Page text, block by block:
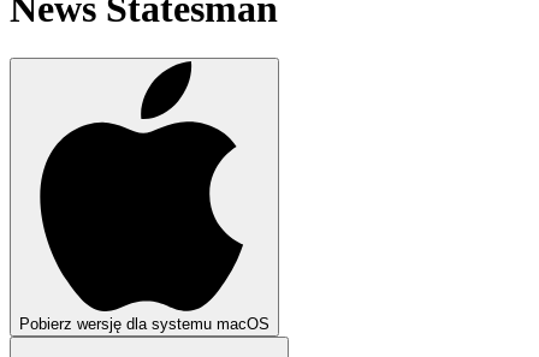
News Statesman
Pobierz wersję dla systemu macOS